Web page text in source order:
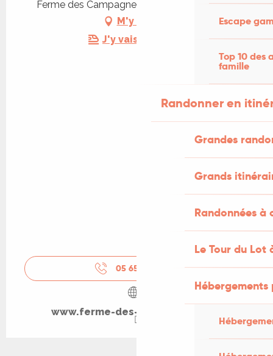
Escape
Top 10 des
famille
Randonner en
Grandes
Grands
Randonnées
Le Tour du Lot
Ferme des Campagnes, 46500 Rocamadour
M'y rendre
J'y vais en train !
05 65 33 62
www.ferme-des-campagnes.com